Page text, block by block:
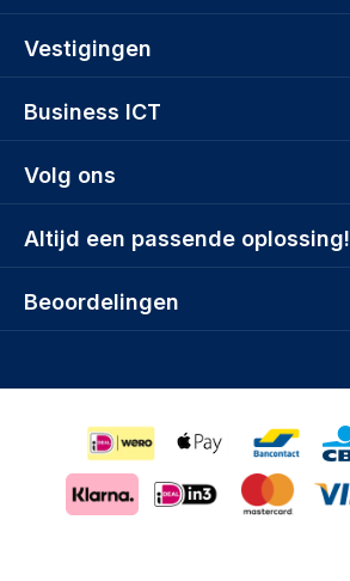
Volg ons
Altijd een passende oplossing!
Vestigingen
Business ICT
Beoordelingen